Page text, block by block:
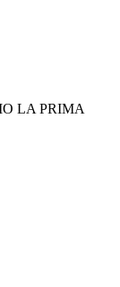
LA PRIMA